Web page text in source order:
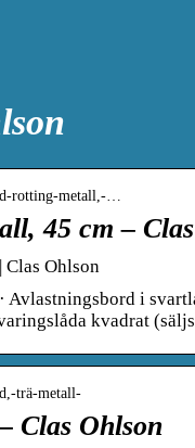
rotting-metall,-…
45 cm –
Ohlson
i
kvadrat
trä-metall-
Clas Ohlson